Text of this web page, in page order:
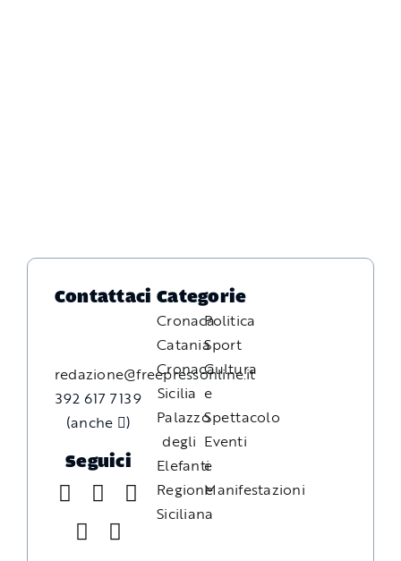
Contattaci
redazione@freepressonline.it
392 617 7139
(anche
)
Seguici
Categorie
Cronaca
Catania
Cronaca
Sicilia
Palazzo
degli
Elefanti
Regione
Siciliana
Politica
Sport
Cultura
e
Spettacolo
Eventi
e
Manifestazioni